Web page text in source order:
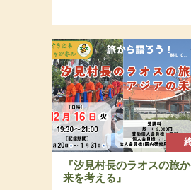
『汐見村長のラオスの旅
来を考える』